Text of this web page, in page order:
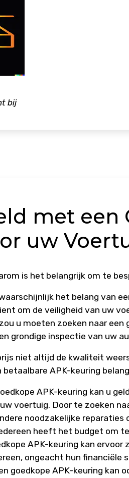
bij
met een
uw
is het belangrijk om te
het belang van
om de veiligheid van uw
u moeten zoeken naar
grondige inspectie van uw
niet altijd de kwaliteit
APK-keuring
APK-keuring kan u
voertuig. Door te zoeken
noodzakelijke reparaties
heeft het budget om
APK-keuring kan
ongeacht hun financiële
goedkope APK-keuring kan